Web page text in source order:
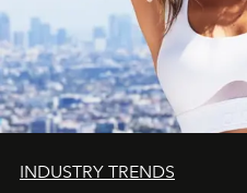
INDUSTRY TRENDS